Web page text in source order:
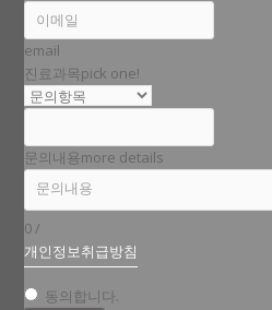
email
진료과목pick one!
문의내용more details
0/
개인정보취급방침
동의합니다.